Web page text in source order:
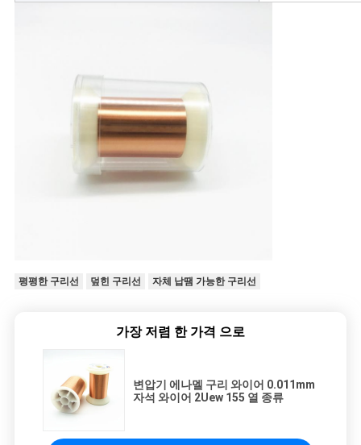
평평한 구리선 덮힌 구리선 자체 납땜 가능한 구리선
가장 저렴 한 가격 으로
변압기 에나멜 구리 와이어 0.011mm
자석 와이어 2Uew 155 열 종류